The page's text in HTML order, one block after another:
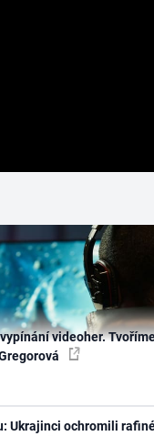
videoher.
Ukrajinci ochromili